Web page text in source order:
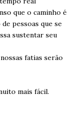
que o caminho é
pessoas que se
sustentar seu
fatias serão
mais fácil.